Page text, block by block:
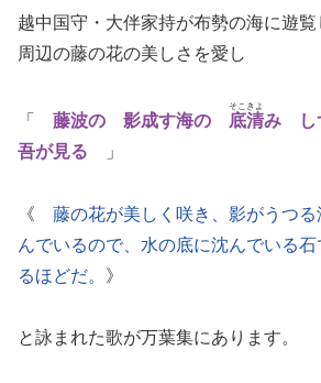
越中国守・大伴家持が布勢の海に遊
周辺の藤の花の美しさを愛し
「 藤波の 影成す海の 底清
そこきよ
み し
吾が見る 」
《 藤の花が美しく咲き、影がうつ
んでいるので、水の底に沈んでいる
るほどだ。 》
と詠まれた歌が万葉集にあります。